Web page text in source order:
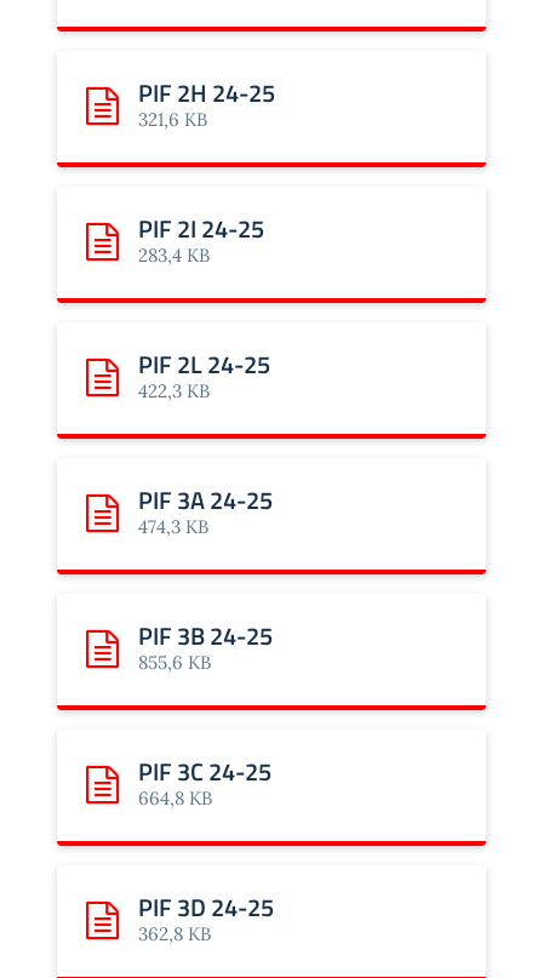
Scarica: PIF 2H 24-25
PIF 2H 24-25
321,6 KB
Scarica: PIF 2I 24-25
PIF 2I 24-25
283,4 KB
Scarica: PIF 2L 24-25
PIF 2L 24-25
422,3 KB
Scarica: PIF 3A 24-25
PIF 3A 24-25
474,3 KB
Scarica: PIF 3B 24-25
PIF 3B 24-25
855,6 KB
Scarica: PIF 3C 24-25
PIF 3C 24-25
664,8 KB
Scarica: PIF 3D 24-25
PIF 3D 24-25
362,8 KB